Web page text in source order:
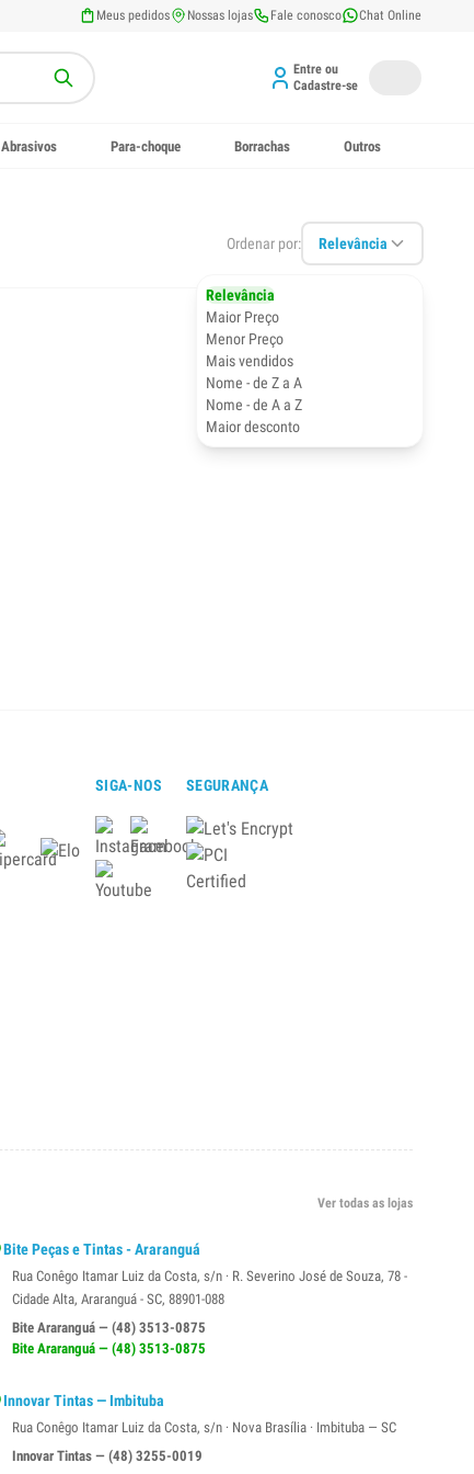
Meus pedidos Nossas lojas Fale conosco Chat Online
Entre ou
Cadastre-se
Abrasivos Para-choque Borrachas Outros
Ordenar por: Relevância
Relevância
Maior Preço
Menor Preço
Mais vendidos
Nome - de Z a A
Nome - de A a Z
Maior desconto
SIGA-NOS SEGURANÇA
Ver todas as lojas
Bite Peças e Tintas - Araranguá
Rua Conêgo Itamar Luiz da Costa, s/n · R. Severino José de Souza, 78 -
Cidade Alta, Araranguá - SC, 88901-088
Bite Araranguá — (48) 3513-0875
Bite Araranguá — (48) 3513-0875
Innovar Tintas — Imbituba
Rua Conêgo Itamar Luiz da Costa, s/n · Nova Brasília · Imbituba — SC
Innovar Tintas — (48) 3255-0019